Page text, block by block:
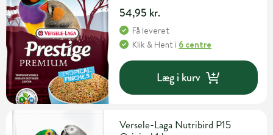
54,95 kr.
Få leveret
Klik & Hent i 6 centre
Læg i kurv
Versele-Laga Nutribird P15